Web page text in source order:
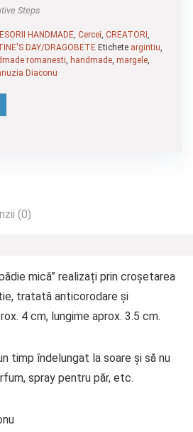
Steps
HANDMADE, Cercei, CREATORI ,
DAY/DRAGOBETE Etichete argintiu,
romanesti, handmade, margele,
Diaconu
(0)
mică” realizați prin croșetarea
tratată anticorodare și
4 cm, lungime aprox. 3.5 cm.
timp îndelungat la soare și să nu
spray pentru păr, etc.